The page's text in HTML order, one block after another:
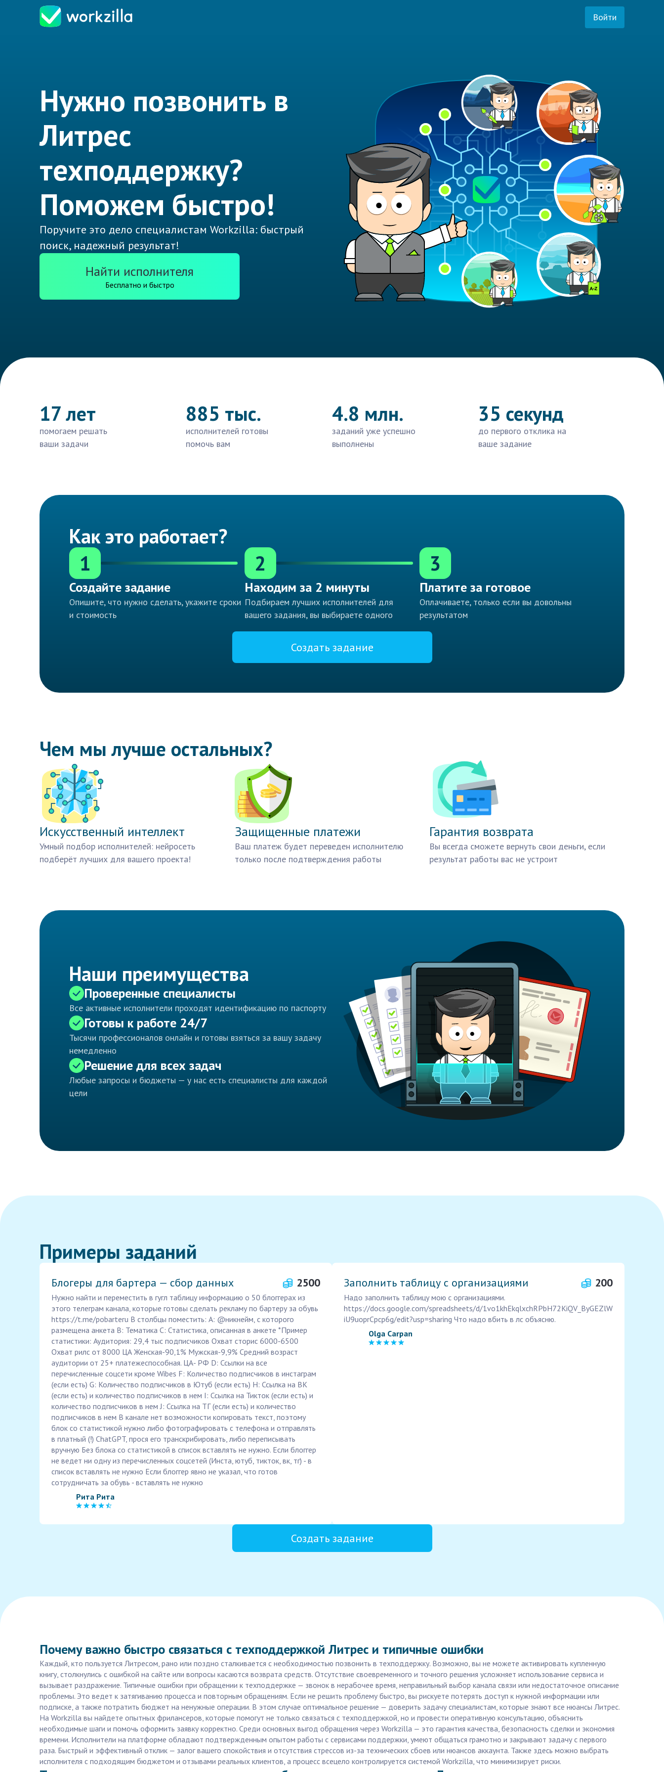
Войти
Нужно позвонить в
Литрес
техподдержку?
Поможем быстро!
Поручите это дело специалистам Workzilla: быстрый
поиск, надежный результат!
Найти исполнителя
Бесплатно и быстро
17 лет
помогаем решать
ваши задачи
885 тыс.
исполнителей готовы
помочь вам
4.8 млн.
заданий уже успешно
выполнены
35 секунд
до первого отклика на
ваше задание
Как это работает?
1
Создайте задание
Опишите, что нужно сделать, укажите сроки
и стоимость
2
Находим за 2 минуты
Подбираем лучших исполнителей для
вашего задания, вы выбираете одного
3
Платите за готовое
Оплачиваете, только если вы довольны
результатом
Создать задание
Чем мы лучше остальных?
Искусственный интеллект
Умный подбор исполнителей: нейросеть
подберёт лучших для вашего проекта!
Защищенные платежи
Ваш платеж будет переведен исполнителю
только после подтверждения работы
Гарантия возврата
Вы всегда сможете вернуть свои деньги, если
результат работы вас не устроит
Наши преимущества
Проверенные специалисты
Все активные исполнители проходят идентификацию по паспорту
Готовы к работе 24/7
Тысячи профессионалов онлайн и готовы взяться за вашу задачу
немедленно
Решение для всех задач
Любые запросы и бюджеты — у нас есть специалисты для каждой
цели
Примеры заданий
Блогеры для бартера — сбор данных 2500
Нужно найти и переместить в гугл таблицу информацию о 50 блоггерах из
этого телеграм канала, которые готовы сделать рекламу по бартеру за обувь
https://t.me/pobarteru В столбцы поместить: A: @никнейм, с которого
размещена анкета B: Тематика С: Статистика, описанная в анкете *Пример
статистики: Аудитория: 29,4 тыс подписчиков Охват сторис 6000-6500
Охват рилс от 8000 ЦА Женская-90,1% Мужская-9,9% Средний возраст
аудитории от 25+ платежеспособная. ЦА- РФ D: Ссылки на все
перечисленные соцсети кроме Wibes F: Количество подписчиков в инстаграм
(если есть) G: Количество подписчиков в Ютуб (если есть) H: Ссылка на ВК
(если есть) и количество подписчиков в нем I: Ссылка на Тикток (если есть) и
количество подписчиков в нем J: Ссылка на ТГ (если есть) и количество
подписчиков в нем В канале нет возможности копировать текст, поэтому
блок со статистикой нужно либо фотографировать с телефона и отправлять
в платный (!) ChatGPT, прося его транскрибировать, либо переписывать
вручную Без блока со статистикой в список вставлять не нужно. Если блоггер
не ведет ни одну из перечисленных соцсетей (Инста, ютуб, тикток, вк, тг) - в
список вставлять не нужно Если блоггер явно не указал, что готов
сотрудничать за обувь - вставлять не нужно
Рита Рита
Заполнить таблицу с организациями 200
Надо заполнить таблицу мою с организациями.
https://docs.google.com/spreadsheets/d/1vo1khEkqlxchRPbH72KiQV_ByGEZlW
iU9uoprCpcp6g/edit?usp=sharing Что надо вбить в лс объясню.
Olga Carpan
Создать задание
Почему важно быстро связаться с техподдержкой Литрес и типичные ошибки
Каждый, кто пользуется Литресом, рано или поздно сталкивается с необходимостью позвонить в техподдержку. Возможно, вы не можете активировать купленную
книгу, столкнулись с ошибкой на сайте или вопросы касаются возврата средств. Отсутствие своевременного и точного решения усложняет использование сервиса и
вызывает раздражение. Типичные ошибки при обращении к техподдержке — звонок в нерабочее время, неправильный выбор канала связи или недостаточное описание
проблемы. Это ведет к затягиванию процесса и повторным обращениям. Если не решить проблему быстро, вы рискуете потерять доступ к нужной информации или
подписке, а также потратить бюджет на ненужные операции. В этом случае оптимальное решение — доверить задачу специалистам, которые знают все нюансы Литрес.
На Workzilla вы найдете опытных фрилансеров, которые помогут не только связаться с техподдержкой, но и провести оперативную консультацию, объяснить
необходимые шаги и помочь оформить заявку корректно. Среди основных выгод обращения через Workzilla — это гарантия качества, безопасность сделки и экономия
времени. Исполнители на платформе обладают подтвержденным опытом работы с сервисами поддержки, умеют общаться грамотно и закрывают задачу с первого
раза. Быстрый и эффективный отклик — залог вашего спокойствия и отсутствия стрессов из-за технических сбоев или нюансов аккаунта. Также здесь можно выбрать
исполнителя с подходящим бюджетом и отзывами реальных клиентов, а процесс всецело контролируется системой Workzilla, что минимизирует риски.